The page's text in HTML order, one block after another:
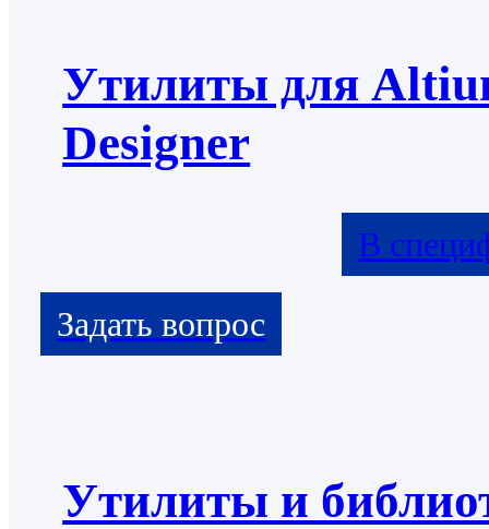
Утилиты для
Designer
В
Утилиты и